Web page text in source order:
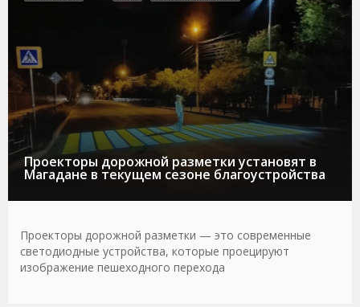
Проекторы дорожной разметки установят в
Магадане в текущем сезоне благоустройства
Проекторы дорожной разметки — это современные
светодиодные устройства, которые проецируют
изображение пешеходного перехода